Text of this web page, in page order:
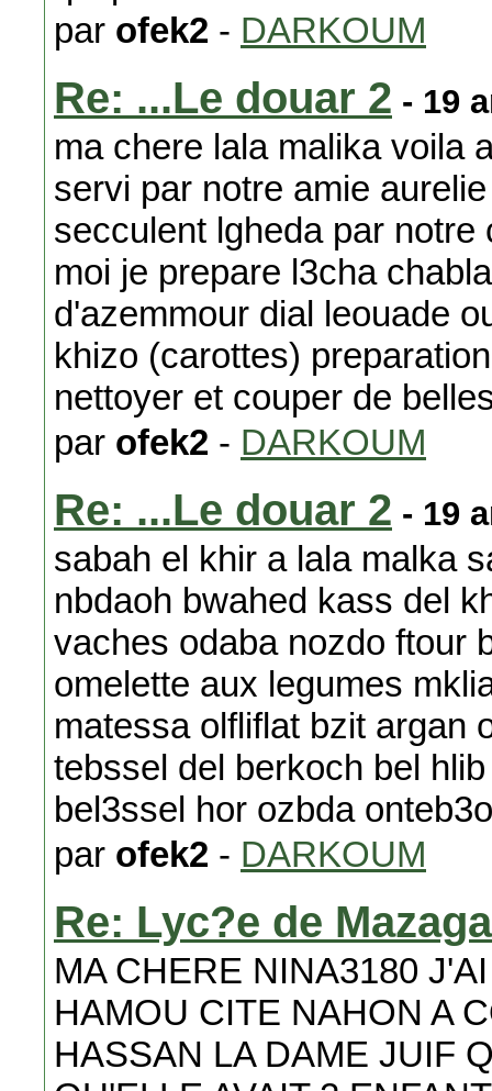
par ofek2 - DARKOUM
Re: ...Le douar 2 - 19
ma chere lala malika voila
servi par notre amie
secculent lgheda par
moi je prepare l3cha
d'azemmour dial leouade
khizo (carottes)
nettoyer et couper de
par ofek2 - DARKOUM
Re: ...Le douar 2 - 19
sabah el khir a lala malka
nbdaoh bwahed kass del
vaches odaba nozdo ftour
omelette aux legumes
matessa olfliflat bzit argan
tebssel del berkoch bel
bel3ssel hor ozbda
par ofek2 - DARKOUM
Re: Lyc?e de
MA CHERE NINA3180
HAMOU CITE NAHON A
HASSAN LA DAME JUIF